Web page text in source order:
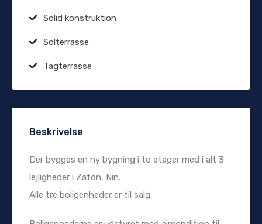
Solid konstruktion
Solterrasse
Tagterrasse
Beskrivelse
Der bygges en ny bygning i to etager med i alt 3
lejligheder i Zaton, Nin.
Alle tre boligenheder er til salg.